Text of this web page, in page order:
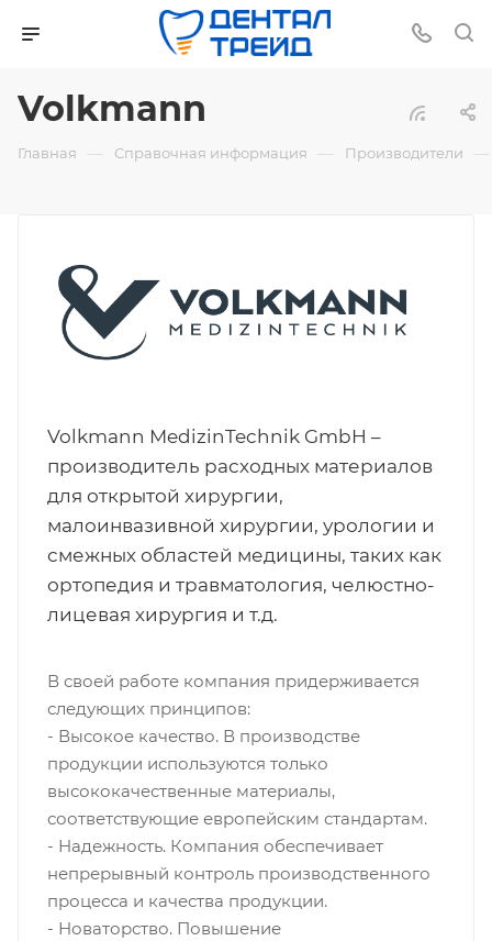
Volkmann
Главная — Справочная информация — Производители —
Volkmann MedizinTechnik GmbH –
производитель расходных материалов
для открытой хирургии,
малоинвазивной хирургии, урологии и
смежных областей медицины, таких как
ортопедия и травматология, челюстно-
лицевая хирургия и т.д.
В своей работе компания придерживается
следующих принципов:
- Высокое качество. В производстве
продукции используются только
высококачественные материалы,
соответствующие европейским стандартам.
- Надежность. Компания обеспечивает
непрерывный контроль производственного
процесса и качества продукции.
- Новаторство. Повышение